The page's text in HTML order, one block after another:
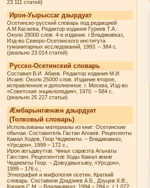
23 111 статей)
Ирон-Уырыссаг дзырдуат
Осетинско-русский словарь под редакцией
А.М.Касаева, Редактор издания Гуриев Т.А.:
Около 28000 слов. 4-е издание. г.Владикавказ,
Изд-во Северо-Осетинского института
гуманитарных исследований, 1993. – 384 с.
(реально 23 014 статей)
Русско-Осетинский словарь
Составил В.И. Абаев. Редактор издания М.И.
Исаев: Около 25000 слов. Издание второе,
исправленное и дополненное. г. Москва, Изд-во
«Советская энциклопедия», 1970. – 584 с.
(реально 25 227 статьи)
Æмбарынгæнæн дзырдуат
(Толковый словарь)
Использованы материалы из книг: Осетинские
обычаи. Составитель Гастан Агнаев. Рецензенты
Камал Ходов, Геор Чеджемты. – Владикавказ,
«Урсдон», 1999 – 172 с.;
Ирон æгъдæуттæ. Чиныг сарæзта Агънаты
Гæстæн. Рецензенттæ Ходы Камал æмæ
Чеджемты Геор. – Дзæуджыхъæу, «Урсдон»,
1999 – 176 с.;
Этнография и мифология осетин. Краткий
словарь. Составили Дзадзиев А.Б., Дзуцев Х.В.,
Караев С.М. – Владикавказ, 1994 – 284 с. ( 1 072